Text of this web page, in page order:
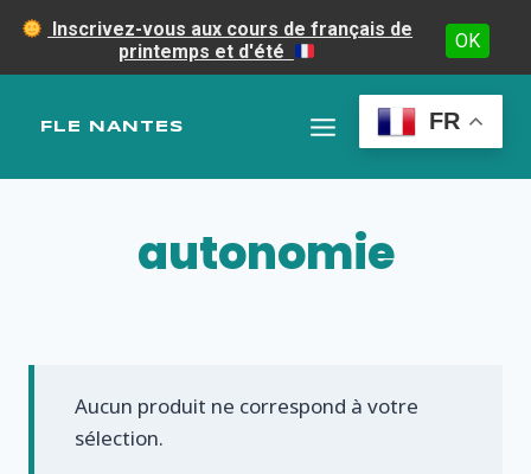
FLE NANTES FR
autonomie
Aucun produit ne correspond à votre
sélection.
Inscrivez-vous aux cours de français de
printemps et d'été
OK